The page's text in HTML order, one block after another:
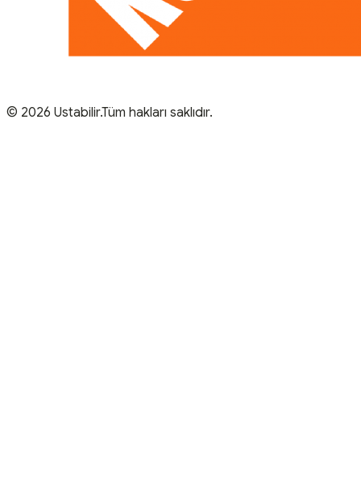
© 2026 Ustabilir.Tüm hakları saklıdır.